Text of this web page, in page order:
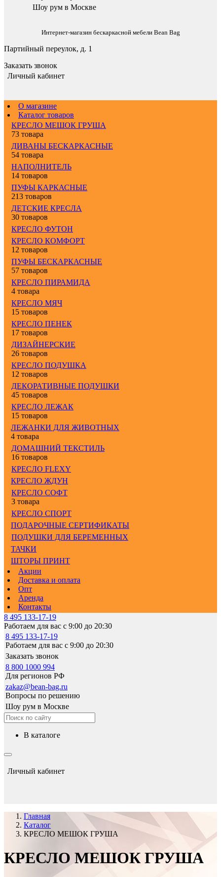
Шоу рум в Москве
Интернет-магазин бескаркасной мебели Bean Bag
Партийный переулок, д. 1
Заказать звонок
Личный кабинет
О магазине
Каталог товаров
КРЕСЛО МЕШОК ГРУША
73 товара
ДИВАНЫ БЕСКАРКАСНЫЕ
54 товара
НАПОЛНИТЕЛЬ
14 товаров
ПУФЫ КАРКАСНЫЕ
213 товаров
ДЕТСКИЕ КРЕСЛА
30 товаров
КРЕСЛО ФУТОН
КРЕСЛО КОМФОРТ
12 товаров
ПУФЫ БЕСКАРКАСНЫЕ
57 товаров
КРЕСЛО ПИРАМИДА
4 товара
КРЕСЛО МЯЧ
15 товаров
КРЕСЛО ПЕНЕК
17 товаров
ДИЗАЙНЕРСКИЕ
26 товаров
КРЕСЛО ПОДУШКА
12 товаров
ДЕКОРАТИВНЫЕ ПОДУШКИ
45 товаров
КРЕСЛО ЛЕЖАК
15 товаров
ЛЕЖАНКИ ДЛЯ ЖИВОТНЫХ
4 товара
ДОМАШНИЙ ТЕКСТИЛЬ
16 товаров
КРЕСЛО FLEXY
КРЕСЛО ЖДУН
КРЕСЛО СОФТ
3 товара
КРЕСЛО СПОРТ
ПОДАРОЧНЫЕ СЕРТИФИКАТЫ
ПОДУШКИ ДЛЯ БЕРЕМЕННЫХ
ТАЧКИ
ШТОРЫ ПРИНТ
Акции
Доставка и оплата
Опт
Аренда
Контакты
8 495 133-17-19
Работаем для вас с 9:00 до 20:30
8 495 133-17-19
Работаем для вас с 9:00 до 20:30
Заказать звонок
8 800 1000 994
Для регионов РФ
zakaz@bean-bag.ru
Вопросы по решению
Шоу рум в Москве
в каталоге
Личный кабинет
Главная
Каталог
КРЕСЛО МЕШОК ГРУША
КРЕСЛО МЕШОК ГРУША